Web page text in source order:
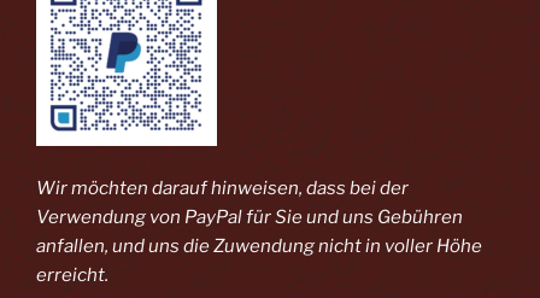
Wir möchten darauf hinweisen, dass bei der
Verwendung von PayPalfür Sie und uns Gebühren
anfallen, und uns die Zuwendung nicht in voller Höhe
erreicht.